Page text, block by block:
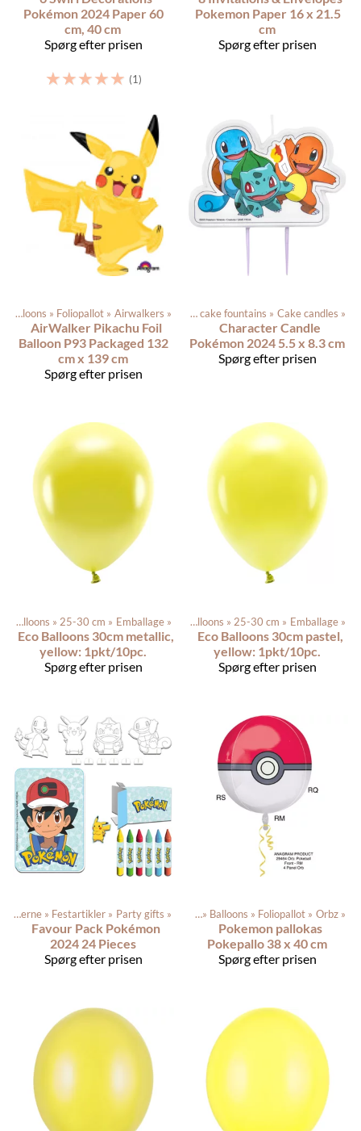
Pokémon 2024 Paper 60
cm, 40 cm
Spørg efter prisen
☆☆☆☆☆ (1)
Pokemon Paper 16 x 21.5
cm
Spørg efter prisen
Balloons ‪» Foliopallot ‪» Airwalkers ‪»
AirWalker Pikachu Foil
Balloon P93 Packaged 132
cm x 139 cm
Spørg efter prisen
‪»Baking supplies ‪» Cake candles and cake fountains ‪» Cake candles ‪»
Character Candle
Pokémon 2024 5.5 x 8.3 cm
Spørg efter prisen
Latex balloons ‪» 25-30 cm ‪» Emballage ‪»
Eco Balloons 30cm metallic,
yellow: 1pkt/10pc.
Spørg efter prisen
Produkterne‪» Balloons‪» Latex balloons ‪» 25-30 cm ‪» Emballage ‪»
Eco Balloons 30cm pastel,
yellow: 1pkt/10pc.
Spørg efter prisen
Produkterne ‪» Festartikler ‪» Party gifts ‪»
Favour Pack Pokémon
2024 24 Pieces
Spørg efter prisen
Produkterne‪» Balloons ‪» Foliopallot ‪» Orbz ‪»
Pokemon pallokas
Pokepallo 38 x 40 cm
Spørg efter prisen